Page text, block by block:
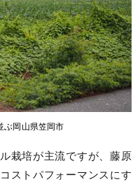
ぶ岡山県笠岡市
栽培が主流ですが、藤原
ストパフォーマンスにす